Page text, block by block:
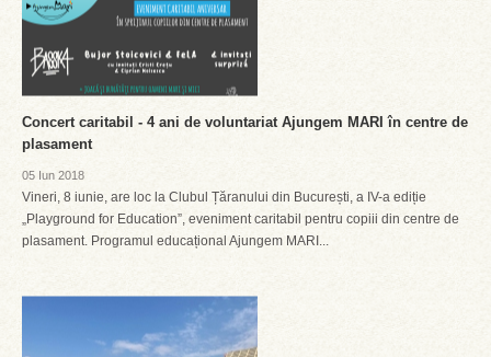
Concert caritabil - 4 ani de voluntariat Ajungem MARI în centre de
plasament
05 Iun 2018
Vineri, 8 iunie, are loc la Clubul Țăranului din București, a IV-a ediție
„Playground for Education”, eveniment caritabil pentru copiii din centre de
plasament. Programul educațional Ajungem MARI...